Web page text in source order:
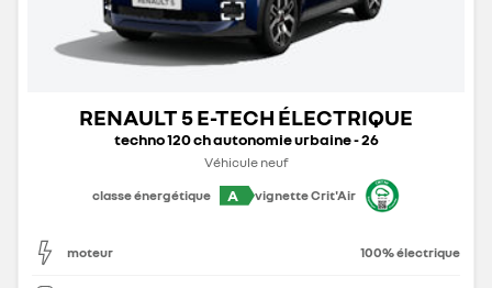
RENAULT 5 E-TECH ÉLECTRIQUE
techno 120 ch autonomie urbaine - 26
Véhicule neuf
classe énergétique
A vignette Crit'Air
moteur 100% électrique